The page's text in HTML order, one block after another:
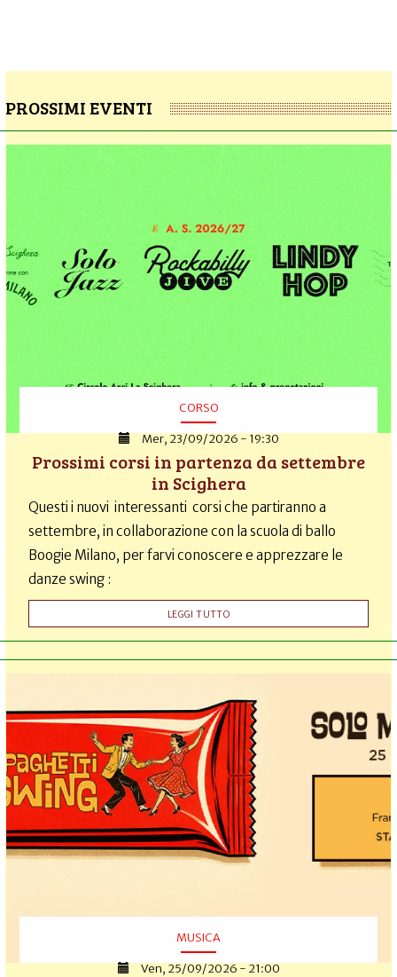
PROSSIMI EVENTI
CORSO
Mer, 23/09/2026 - 19:30
Prossimi corsi in partenza da settembre
in Scighera
Questi i nuovi interessanti corsi che partiranno a
settembre, in collaborazione con la scuola di ballo
Boogie Milano, per farvi conoscere e apprezzare le
danze swing :
LEGGI TUTTO
MUSICA
Ven, 25/09/2026 - 21:00